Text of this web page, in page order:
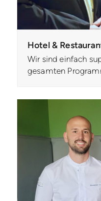
Hotel &
Wir sind einfach
gesamten